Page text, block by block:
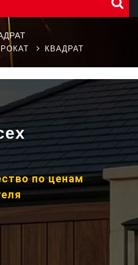
КВАДРАТ
по ценам